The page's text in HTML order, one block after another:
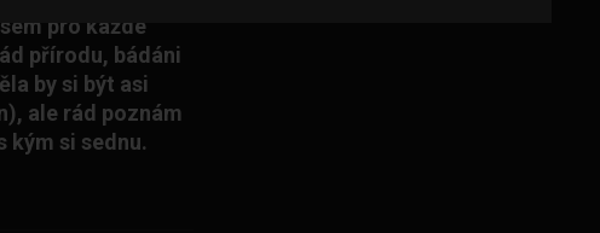
pro každé
přírodu, bádáni
by si být asi
ale rád poznám
kým si sednu.